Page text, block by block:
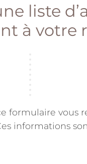
liste
à votre
vous
informations